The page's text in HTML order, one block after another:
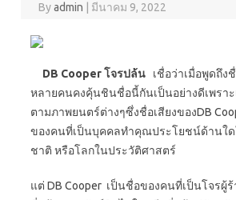
Byadmin มีนาคม 9, 2022
DB Cooper โจรปล้น
เชื่อว่าเมื่อพูดถึง
หลายคนคงคุ้นชินชื่อนี้กันเป็นอย่างดีเพรา
ตามภาพยนตร์ต่างๆซึ่งชื่อเสียงของDB
ของคนที่เป็นบุคคลทำคุณประโยชน์ด้านใด
ชาติ หรือโลกในประวัติศาสตร์
แต่ DB Cooper เป็นชื่อของคนที่เป็นโจรผู้ร้